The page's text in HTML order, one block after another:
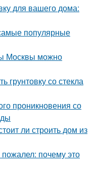
для вашего дома:
популярные
Москвы можно
грунтовку со стекла
проникновения со
ли строить дом из
почему это